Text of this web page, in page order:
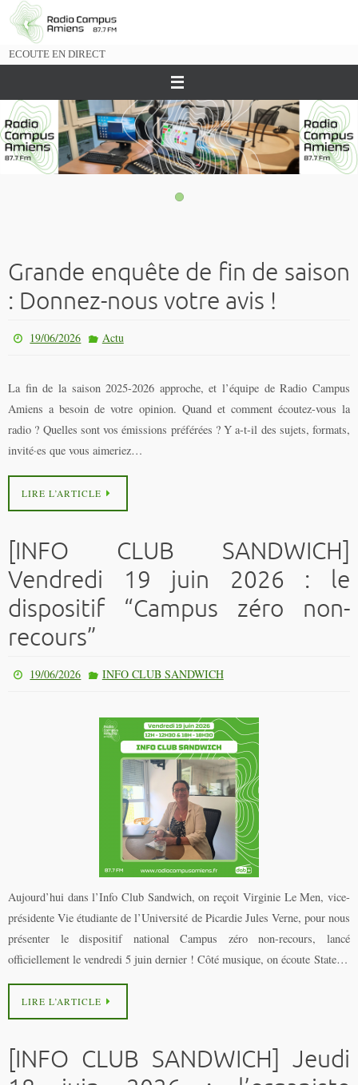
Passer
vers
ECOUTE EN DIRECT
Grande enquête de fin de saison
: Donnez-nous votre avis !
19/06/2026 Actu
La fin de la saison 2025-2026 approche, et l’équipe de Radio Campus
Amiens a besoin de votre opinion. Quand et comment écoutez-vous la
radio ? Quelles sont vos émissions préférées ? Y a-t-il des sujets, formats,
invité·es que vous aimeriez…
LIRE L’ARTICLE
[INFO CLUB SANDWICH]
Vendredi 19 juin 2026 : le
dispositif “Campus zéro non-
recours”
19/06/2026 INFO CLUB SANDWICH
Aujourd’hui dans l’Info Club Sandwich, on reçoit Virginie Le Men, vice-
présidente Vie étudiante de l’Université de Picardie Jules Verne, pour nous
présenter le dispositif national Campus zéro non-recours, lancé
officiellement le vendredi 5 juin dernier ! Côté musique, on écoute State…
LIRE L’ARTICLE
[INFO CLUB SANDWICH] Jeudi